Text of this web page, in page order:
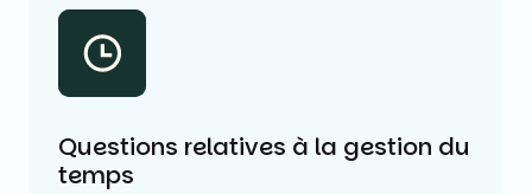
Questions relatives à la gestion du
temps